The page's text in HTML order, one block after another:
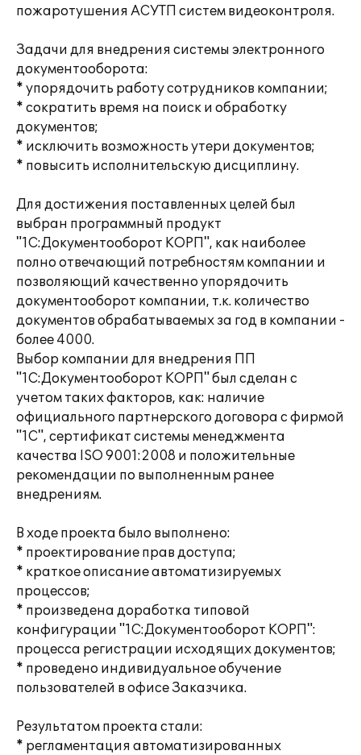
пожаротушения АСУТП систем видеоконтроля.
Задачи для внедрения системы электронного
документооборота:
* упорядочить работу сотрудников компании;
* сократить время на поиск и обработку
документов;
* исключить возможность утери документов;
* повысить исполнительскую дисциплину.
Для достижения поставленных целей был
выбран программный продукт
"1С:Документооборот КОРП", как наиболее
полно отвечающий потребностям компании и
позволяющий качественно упорядочить
документооборот компании, т.к. количество
документов обрабатываемых за год в компании -
более 4000.
Выбор компании для внедрения ПП
"1С:Документооборот КОРП" был сделан с
учетом таких факторов, как: наличие
официального партнерского договора с фирмой
"1С", сертификат системы менеджмента
качества ISO 9001:2008 и положительные
рекомендации по выполненным ранее
внедрениям.
В ходе проекта было выполнено:
* проектирование прав доступа;
* краткое описание автоматизируемых
процессов;
* произведена доработка типовой
конфигурации "1С:Документооборот КОРП":
процесса регистрации исходящих документов;
* проведено индивидуальное обучение
пользователей в офисе Заказчика.
Результатом проекта стали:
* регламентация автоматизированных